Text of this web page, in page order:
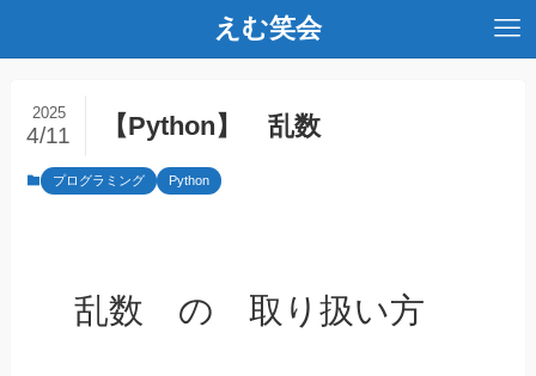
えむ笑会
【Python】 乱数
2025
4/11
プログラミング Python
乱数 の 取り扱い方